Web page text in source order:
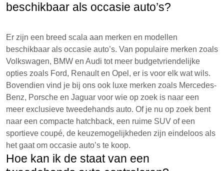
beschikbaar als occasie auto’s?
Er zijn een breed scala aan merken en modellen
beschikbaar als occasie auto’s. Van populaire merken zoals
Volkswagen, BMW en Audi tot meer budgetvriendelijke
opties zoals Ford, Renault en Opel, er is voor elk wat wils.
Bovendien vind je bij ons ook luxe merken zoals Mercedes-
Benz, Porsche en Jaguar voor wie op zoek is naar een
meer exclusieve tweedehands auto. Of je nu op zoek bent
naar een compacte hatchback, een ruime SUV of een
sportieve coupé, de keuzemogelijkheden zijn eindeloos als
het gaat om occasie auto’s te koop.
Hoe kan ik de staat van een